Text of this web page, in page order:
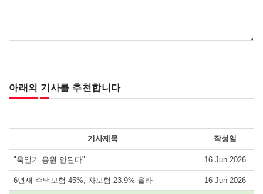
아래의 기사를 추천합니다
기사제목 작성일
"욱일기 응원 안된다" 16 Jun 2026
6년새 주택보험 45%, 차보험 23.9% 올라 16 Jun 2026